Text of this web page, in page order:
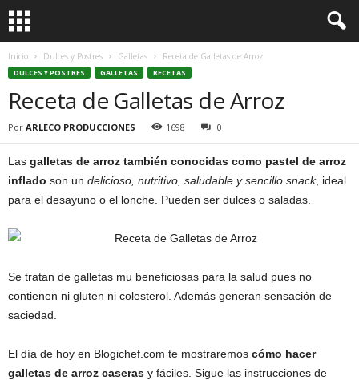
Inicio Dulces y Postres Galletas Receta de Galletas de Arroz
DULCES Y POSTRES GALLETAS RECETAS
Receta de Galletas de Arroz
Por ARLECO PRODUCCIONES 1698 0
Las galletas de arroz también conocidas como pastel de arroz
inflado son un delicioso, nutritivo, saludable y sencillo snack, ideal
para el desayuno o el lonche. Pueden ser dulces o saladas.
Se tratan de galletas mu beneficiosas para la salud pues no
contienen ni gluten ni colesterol. Además generan sensación de
saciedad.
El día de hoy en Blogichef.com te mostraremos cómo hacer
galletas de arroz caseras y fáciles. Sigue las instrucciones de